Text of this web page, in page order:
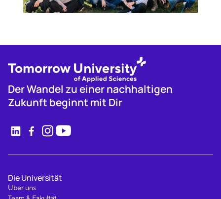
Der Wandel zu einer nachhaltigen
Zukunft beginnt mit Dir
Die Universität
Über uns